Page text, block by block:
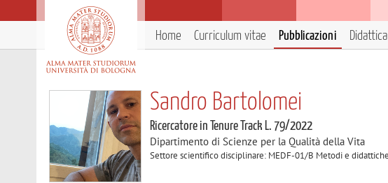
Home Curriculum vitae Pubblicazioni Didattica
Sandro Bartolomei
Ricercatore in Tenure Track L. 79/2022
Dipartimento di Scienze per la Qualità della Vita
Settore scientifico disciplinare: MEDF-01/B Metodi e